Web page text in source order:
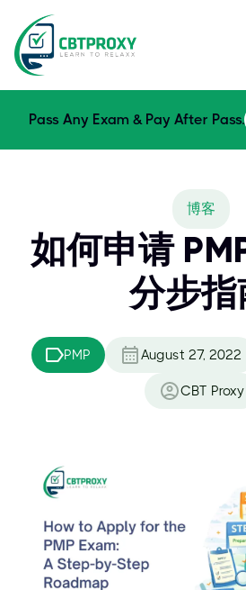
Pass Any Exam & Pay After Pass.
博客
如何申请
分步指
PMP August 27, 2022
CBT Proxy